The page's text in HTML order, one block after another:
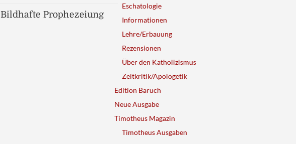
Bildhafte Prophezeiung
Eschatologie
Informationen
Lehre/Erbauung
Rezensionen
Über den Katholizismus
Zeitkritik/Apologetik
Edition Baruch
Neue Ausgabe
Timotheus Magazin
Timotheus Ausgaben